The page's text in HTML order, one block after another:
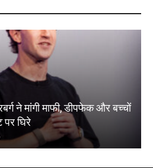
ने मांगी माफी, डीपफेक और बच्चों
घिरे